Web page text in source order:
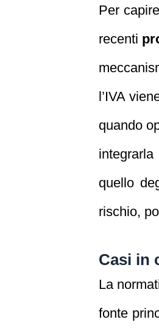
Per
recenti
l’IVA
quando
quello
rischio,
Casi in
La
fonte